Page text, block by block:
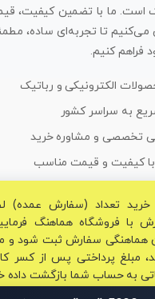
است. ما با تضمین کیفیت،
تا تجربه‌ای ساده،
فراهم کنیم.
الکترونیکی و رباتیک
به سراسر کشور
تخصصی و مشاوره خرید
کیفیت و قیمت مناسب
فروشگاه تخصصی قم
خرید تعداد (سفارش عمده)
با فروشگاه هماهنگ
هماهنگی سفارش ثبت شود و
مبلغ پرداختی پس از کسر
به حساب شما بازگشت داده